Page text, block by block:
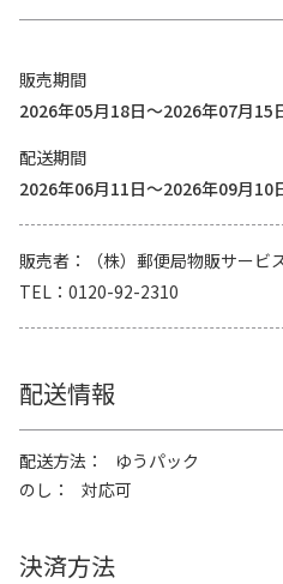
販売期間
2026年05月18日～2026年07月15
配送期間
2026年06月11日～2026年09月10
販売者
（株）郵便局物販サービ
TEL
0120-92-2310
配送情報
配送方法
ゆうパック
のし
対応可
決済方法